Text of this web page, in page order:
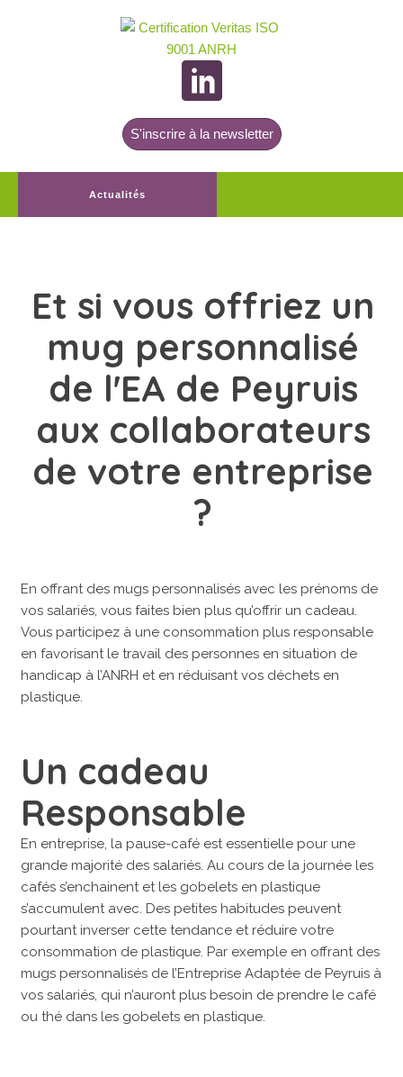
S'inscrire à la newsletter
Actualités
Et si vous offriez un
mug personnalisé
de l'EA de Peyruis
aux collaborateurs
de votre entreprise
?
En offrant des mugs personnalisés avec les prénoms de
vos salariés, vous faites bien plus qu’offrir un cadeau.
Vous participez à une consommation plus responsable
en favorisant le travail des personnes en situation de
handicap à l’ANRH et en réduisant vos déchets en
plastique.
Un cadeau
Responsable
En entreprise, la pause-café est essentielle pour une
grande majorité des salariés. Au cours de la journée les
cafés s’enchainent et les gobelets en plastique
s’accumulent avec. Des petites habitudes peuvent
pourtant inverser cette tendance et réduire votre
consommation de plastique. Par exemple en offrant des
mugs personnalisés de l’Entreprise Adaptée de Peyruis à
vos salariés, qui n’auront plus besoin de prendre le café
ou thé dans les gobelets en plastique.